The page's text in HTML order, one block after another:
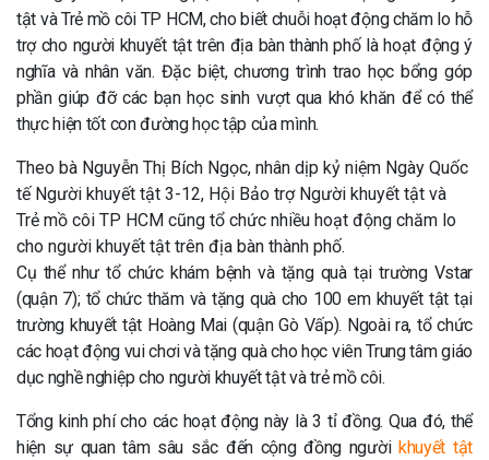
tật và Trẻ mồ côi TP HCM, cho biết chuỗi hoạt động chăm lo hỗ
trợ cho người khuyết tật trên địa bàn thành phố là hoạt động ý
nghĩa và nhân văn. Đặc biệt, chương trình trao học bổng góp
phần giúp đỡ các bạn học sinh vượt qua khó khăn để có thể
thực hiện tốt con đường học tập của mình.
Theo bà Nguyễn Thị Bích Ngọc, nhân dịp kỷ niệm Ngày Quốc
tế Người khuyết tật 3-12, Hội Bảo trợ Người khuyết tật và
Trẻ mồ côi TP HCM cũng tổ chức nhiều hoạt động chăm lo
cho người khuyết tật trên địa bàn thành phố.
Cụ thể như tổ chức khám bệnh và tặng quà tại trường Vstar
(quận 7); tổ chức thăm và tặng quà cho 100 em khuyết tật tại
trường khuyết tật Hoàng Mai (quận Gò Vấp). Ngoài ra, tổ chức
các hoạt động vui chơi và tặng quà cho học viên Trung tâm giáo
dục nghề nghiệp cho người khuyết tật và trẻ mồ côi.
Tổng kinh phí cho các hoạt động này là 3 tỉ đồng. Qua đó, thể
hiện sự quan tâm sâu sắc đến cộng đồng ngườikhuyết tật